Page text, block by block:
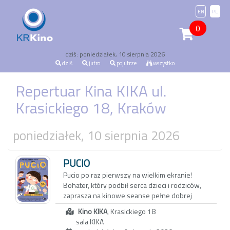
PL
EN
0
dziś: poniedziałek, 10 sierpnia 2026
dziś jutro pojutrze wszystko
Repertuar Kina KIKA ul.
Krasickiego 18, Kraków
poniedziałek, 10 sierpnia 2026
PUCIO
Pucio po raz pierwszy na wielkim ekranie!
Bohater, który podbił serca dzieci i rodziców,
zaprasza na kinowe seanse pełne dobrej
zabawy i pozytywnej energii.
Pucio razem ze swoją rodziną odkrywa świat!
Każdy dzień to nowe przygody – wspólne
Kino KIKA, Krasickiego 18
sala KIKA